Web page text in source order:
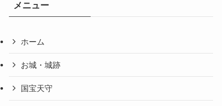
メニュー
ホーム
お城・城跡
国宝天守